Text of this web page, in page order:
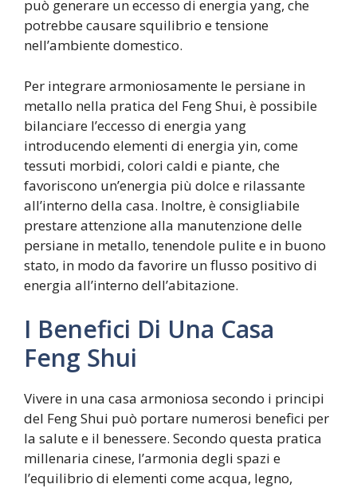
può generare un eccesso di energia yang, che
potrebbe causare squilibrio e tensione
nell’ambiente domestico.
Per integrare armoniosamente le persiane in
metallo nella pratica del Feng Shui, è possibile
bilanciare l’eccesso di energia yang
introducendo elementi di energia yin, come
tessuti morbidi, colori caldi e piante, che
favoriscono un’energia più dolce e rilassante
all’interno della casa. Inoltre, è consigliabile
prestare attenzione alla manutenzione delle
persiane in metallo, tenendole pulite e in buono
stato, in modo da favorire un flusso positivo di
energia all’interno dell’abitazione.
I Benefici Di Una Casa
Feng Shui
Vivere in una casa armoniosa secondo i principi
del Feng Shui può portare numerosi benefici per
la salute e il benessere. Secondo questa pratica
millenaria cinese, l’armonia degli spazi e
l’equilibrio di elementi come acqua, legno,